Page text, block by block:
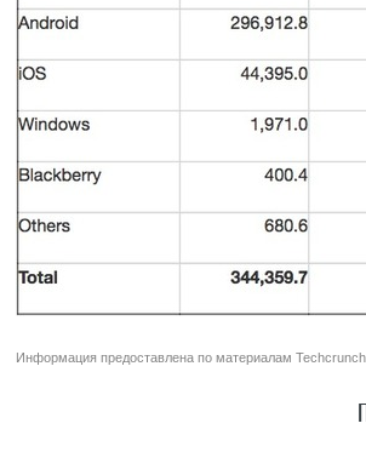
Информация предоставлена по материаламTechcrunch